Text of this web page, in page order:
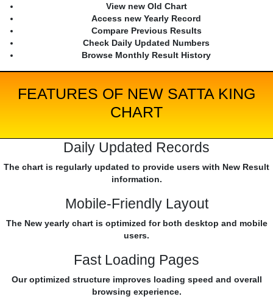
View new Old Chart
Access new Yearly Record
Compare Previous Results
Check Daily Updated Numbers
Browse Monthly Result History
FEATURES OF NEW SATTA KING
CHART
Daily Updated Records
The chart is regularly updated to provide users with New Result
information.
Mobile-Friendly Layout
The New yearly chart is optimized for both desktop and mobile
users.
Fast Loading Pages
Our optimized structure improves loading speed and overall
browsing experience.